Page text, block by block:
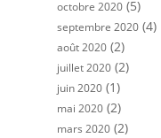
octobre 2020 (5)
septembre 2020 (4)
août 2020 (2)
juillet 2020 (2)
juin 2020 (1)
mai 2020 (2)
mars 2020 (2)